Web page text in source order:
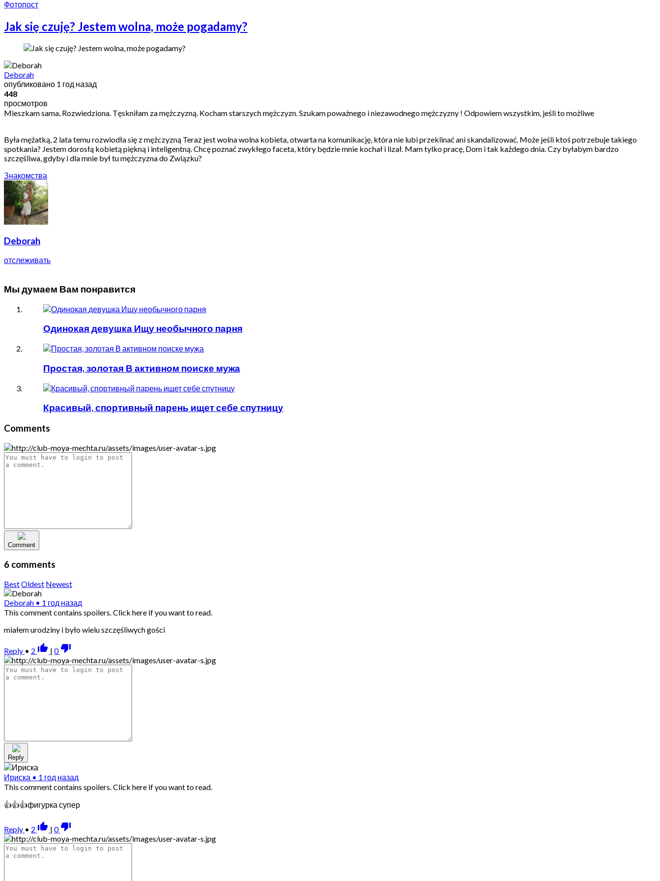
Фотопост
Jak się czuję? Jestem wolna, może pogadamy?
Deborah
опубликовано 1 год назад
448
просмотров
Mieszkam sama, Rozwiedziona. Tęskniłam za mężczyzną. Kocham starszych mężczyzn. Szukam poważnego i niezawodnego mężczyzny ! Odpowiem wszystkim, jeśli to możliwe
Była mężatką, 2 lata temu rozwiodła się z mężczyzną Teraz jest wolna wolna kobieta, otwarta na komunikację, która nie lubi przeklinać ani skandalizować. Może jeśli ktoś potrzebuje takiego
spotkania? Jestem dorosłą kobietą piękną i inteligentną. Chcę poznać zwykłego faceta, który będzie mnie kochał i lizał. Mam tylko pracę, Dom i tak każdego dnia. Czy byłabym bardzo
szczęśliwa, gdyby i dla mnie był tu mężczyzna do Związku?
Знакомства
Deborah
отслеживать
Мы думаем Вам понравится
Одинокая девушка Ищу необычного парня
Простая, золотая В активном поиске мужа
Красивый, спортивный парень ищет себе спутницу
Comments
Comment
6 comments
BestOldest Newest
Deborah • 1 год назад
This comment contains spoilers.Click here if you want to read.
miałem urodziny i było wielu szczęśliwych gości
Reply • 2 thumb_up_alt | 0 thumb_down_alt
Reply
Ириска • 1 год назад
This comment contains spoilers.Click here if you want to read.
👍👍👍фигурка супер
Reply • 2 thumb_up_alt | 0 thumb_down_alt